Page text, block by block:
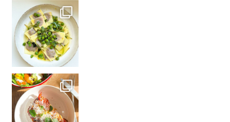
In een opwelling beste